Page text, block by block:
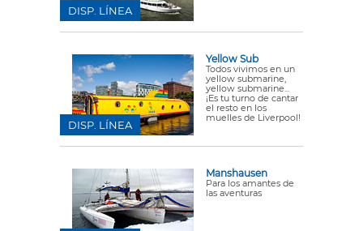
DISP. LÍNEA
Yellow Sub
Todos vivimos en un
yellow submarine,
yellow submarine...
¡Es tu turno de cantar
el resto en los
muelles de Liverpool!
DISP. LÍNEA
Manshausen
Para los amantes de
las aventuras